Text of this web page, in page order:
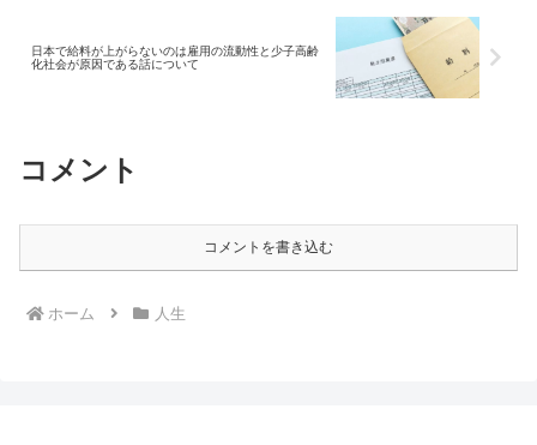
日本で給料が上がらないのは雇用の流動性と少子高齢
化社会が原因である話について
コメント
コメントを書き込む
ホーム 人生